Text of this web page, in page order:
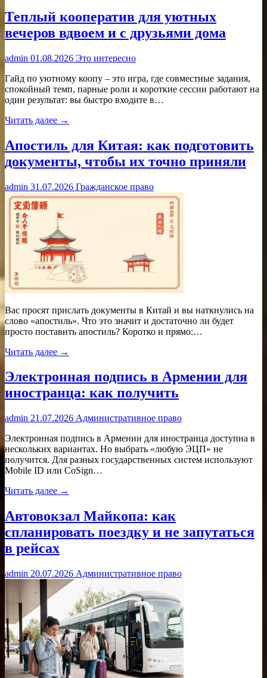
Теплый кооператив для уютных
вечеров вдвоем и с друзьями дома
admin 01.08.2026 Это интересно
Гайд по уютному коопу – это игра, где совместные задания,
спокойный темп, парные роли и короткие сессии работают на
один результат: вы быстро входите в…
Читать далее →
Апостиль для Китая: как подготовить
документы, чтобы их точно приняли
admin 31.07.2026 Гражданское право
Вас просят прислать документы в Китай и вы наткнулись на
слово «апостиль». Что это значит и достаточно ли будет
просто поставить апостиль? Коротко и прямо:…
Читать далее →
Электронная подпись в Армении для
иностранца: как получить
admin 21.07.2026 Административное право
Электронная подпись в Армении для иностранца доступна в
нескольких вариантах. Но выбрать «любую ЭЦП» не
получится. Для разных государственных систем используют
Mobile ID или CoSign…
Читать далее →
Автовокзал Майкопа: как
спланировать поездку и не запутаться
в рейсах
admin 20.07.2026 Административное право